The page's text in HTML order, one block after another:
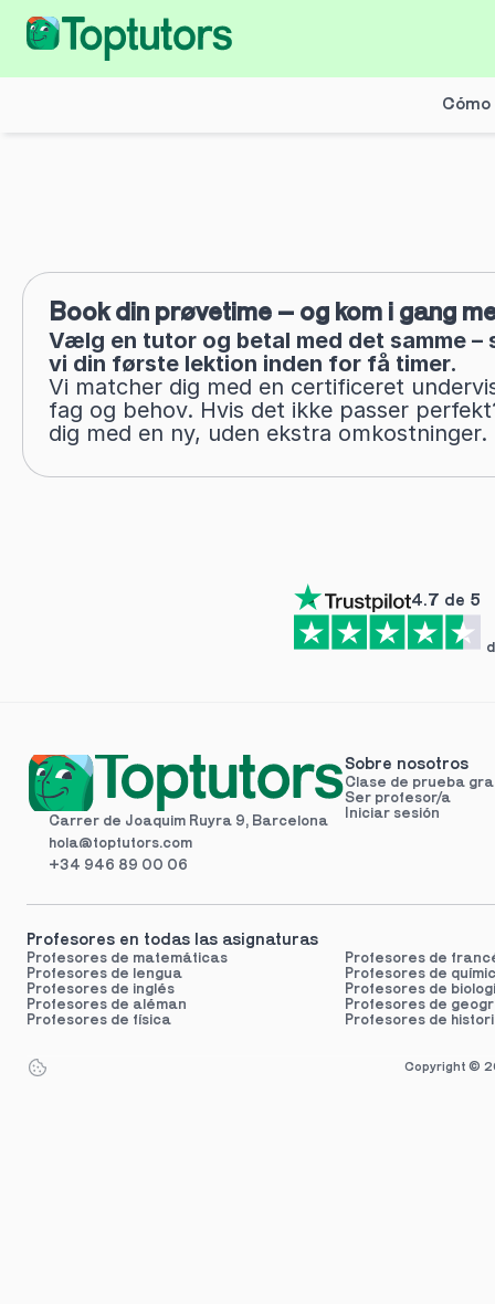
Book din prøvetime – og kom i gang
Vælg en tutor og betal med det samme
vi din første lektion inden for få timer.
Vi matcher dig med en certificeret
fag og behov. Hvis det ikke passer
dig med en ny, uden ekstra omkostninger.
4.7 de 5
Carrer de Joaquim Ruyra 9, Barcelona
hola@toptutors.com
+34 946 89 00 06
Sobre nosotros
Clase de prueba
Ser profesor/a
Iniciar sesión
Profesores en todas las asignaturas
Profesores de matemáticas
Profesores de lengua
Profesores de inglés
Profesores de aléman
Profesores de física
Profesores de
Profesores de
Profesores de
Profesores de
Profesores de
Copyright ©